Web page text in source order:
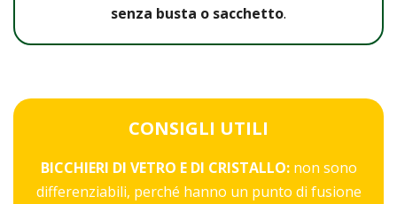
senza busta o sacchetto.
CONSIGLI UTILI
BICCHIERI DI VETRO E DI CRISTALLO:non sono
differenziabili, perché hanno un punto di fusione